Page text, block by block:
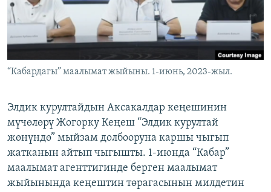
ЭЕ/АРнун бардык сайттары
“Кабардагы” маалымат жыйыны. 1-июнь, 2023-жыл.
Элдик курултайдын Аксакалдар кеңешинин
мүчөлөрү Жогорку Кеңеш “Элдик курултай
жөнүндө” мыйзам долбооруна каршы чыгып
жатканын айтып чыгышты. 1-июнда “Кабар”
маалымат агенттигинде берген маалымат
жыйынында кеңештин төрагасынын милдетин